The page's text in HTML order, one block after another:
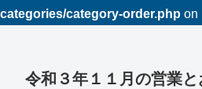
categories/category-order.php on
令和３年１１月の営業